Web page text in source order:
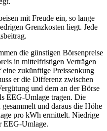
mit Freu­de ein, so lan­ge
Grenz­kos­ten liegt. Jede
die güns­ti­gen Bör­sen­prei­se
in mit­tel­fris­ti­gen Ver­trä­gen
zukünf­ti­ge Preis­sen­kung
er die Dif­fe­renz zwi­schen
und dem an der Bör­se
EEG-Umla­ge tra­gen. Die
und dar­aus die Höhe
pro kWh ermit­telt. Nied­ri­ge
EEG-Umlage.